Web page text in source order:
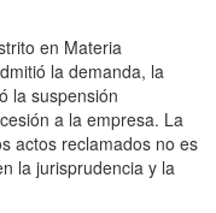
en Materia
la demanda, la
la suspensión
a la empresa. La
actos reclamados no es
la jurisprudencia y la